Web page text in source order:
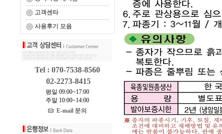
고객센타
사용후기 모음
Tel : 070-7538-8560
02-2273-8415
평일 09:00~17:00
주말 10:00~14:00
E-mail 문의